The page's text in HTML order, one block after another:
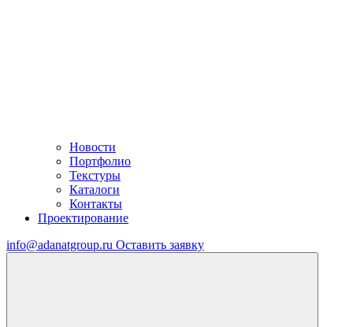
Новости
Портфолио
Текстуры
Каталоги
Контакты
Проектирование
info@adanatgroup.ru Оставить заявку